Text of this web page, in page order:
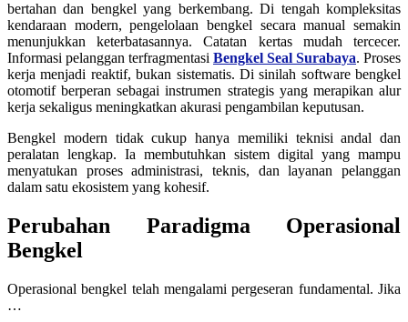
bertahan dan bengkel yang berkembang. Di tengah kompleksitas
kendaraan modern, pengelolaan bengkel secara manual semakin
menunjukkan keterbatasannya. Catatan kertas mudah tercecer.
Informasi pelanggan terfragmentasi Bengkel Seal Surabaya. Proses
kerja menjadi reaktif, bukan sistematis. Di sinilah software bengkel
otomotif berperan sebagai instrumen strategis yang merapikan alur
kerja sekaligus meningkatkan akurasi pengambilan keputusan.
Bengkel modern tidak cukup hanya memiliki teknisi andal dan
peralatan lengkap. Ia membutuhkan sistem digital yang mampu
menyatukan proses administrasi, teknis, dan layanan pelanggan
dalam satu ekosistem yang kohesif.
Perubahan Paradigma Operasional
Bengkel
Operasional bengkel telah mengalami pergeseran fundamental. Jika
…